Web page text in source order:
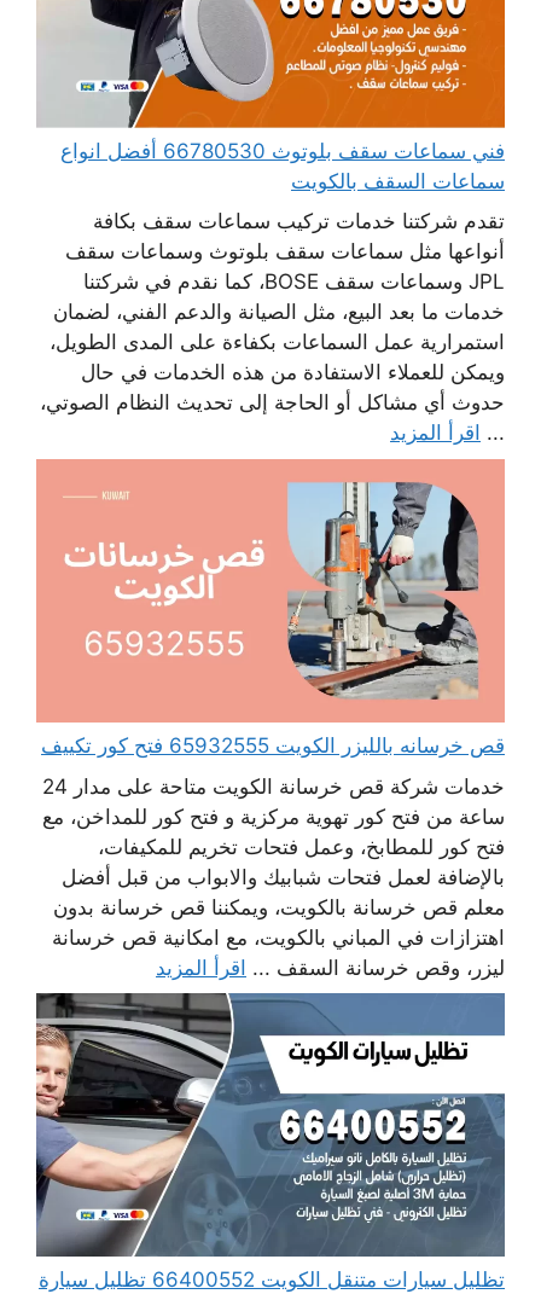
فني سماعات سقف بلوتوث 66780530 أفضل انواع
سماعات السقف بالكويت
تقدم شركتنا خدمات تركيب سماعات سقف بكافة
أنواعها مثل سماعات سقف بلوتوث وسماعات سقف
JPL وسماعات سقف BOSE، كما نقدم في شركتنا
خدمات ما بعد البيع، مثل الصيانة والدعم الفني، لضمان
استمرارية عمل السماعات بكفاءة على المدى الطويل،
ويمكن للعملاء الاستفادة من هذه الخدمات في حال
حدوث أي مشاكل أو الحاجة إلى تحديث النظام الصوتي،
... اقرأ المزيد
قص خرسانه بالليزر الكويت 65932555 فتح كور تكييف
خدمات شركة قص خرسانة الكويت متاحة على مدار 24
ساعة من فتح كور تهوية مركزية و فتح كور للمداخن، مع
فتح كور للمطابخ، وعمل فتحات تخريم للمكيفات،
بالإضافة لعمل فتحات شبابيك والابواب من قبل أفضل
معلم قص خرسانة بالكويت، ويمكننا قص خرسانة بدون
اهتزازات في المباني بالكويت، مع امكانية قص خرسانة
ليزر، وقص خرسانة السقف ... اقرأ المزيد
تظليل سيارات متنقل الكويت 66400552 تظليل سيارة